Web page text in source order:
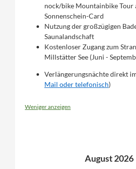
nock/bike Mountainbike Tour
Sonnenschein-Card
Nutzung der großzügigen
Saunalandschaft
Kostenloser Zugang zum
Millstätter See (Juni -
Verlängerungsnächte direkt
Mail oder telefonisch)
Weniger anzeigen
August 2026